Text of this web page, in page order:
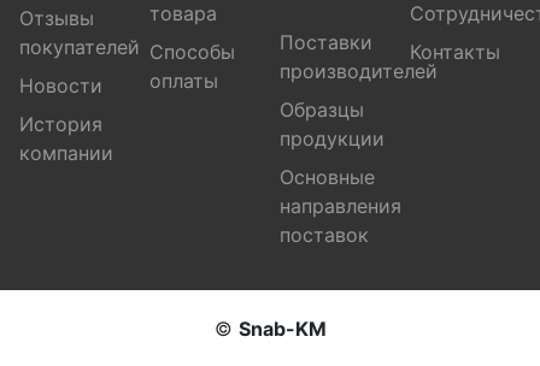
Отзывы
покупателей
Новости
История
компании
товара
Способы
оплаты
Поставки
производителей
Образцы
продукции
Основные
направления
поставок
Контакты
© Snab-KM